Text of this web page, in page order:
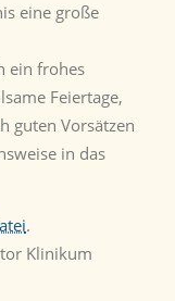
eine große
ein frohes
Feiertage,
guten Vorsätzen
in das
.
Klinikum